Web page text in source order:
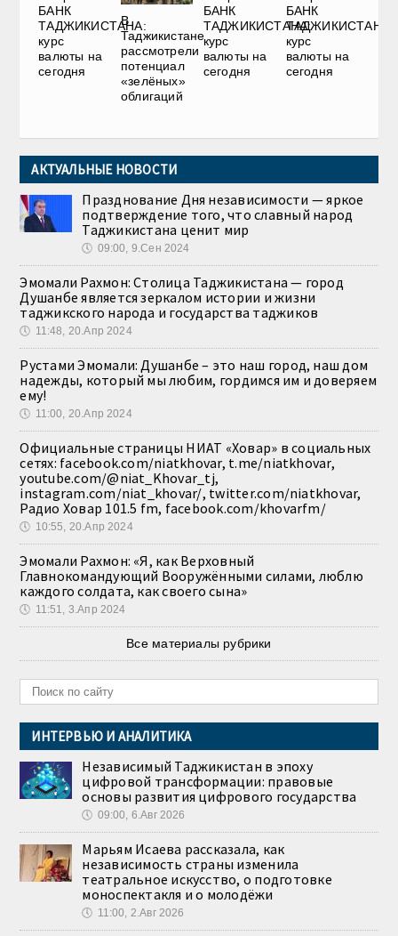
БАНК
ТАДЖИКИСТАНА:
курс
валюты на
сегодня
В
Таджикистане
рассмотрели
потенциал
«зелёных»
облигаций
БАНК
ТАДЖИКИСТАНА:
курс
валюты на
сегодня
БАНК
ТАДЖИКИСТАНА:
курс
валюты на
сегодня
АКТУАЛЬНЫЕ НОВОСТИ
Празднование Дня независимости — яркое
подтверждение того, что славный народ
Таджикистана ценит мир
🕔 09:00, 9.Сен 2024
Эмомали Рахмон: Столица Таджикистана — город
Душанбе является зеркалом истории и жизни
таджикского народа и государства таджиков
🕔 11:48, 20.Апр 2024
Рустами Эмомали: Душанбе – это наш город, наш дом
надежды, который мы любим, гордимся им и доверяем
ему!
🕔 11:00, 20.Апр 2024
Официальные страницы НИАТ «Ховар» в социальных
сетях: facebook.com/niatkhovar, t.me/niatkhovar,
youtube.com/@niat_Khovar_tj,
instagram.com/niat_khovar/, twitter.com/niatkhovar,
Радио Ховар 101.5 fm, facebook.com/khovarfm/
🕔 10:55, 20.Апр 2024
Эмомали Рахмон: «Я, как Верховный
Главнокомандующий Вооружёнными силами, люблю
каждого солдата, как своего сына»
🕔 11:51, 3.Апр 2024
Все материалы рубрики
ИНТЕРВЬЮ И АНАЛИТИКА
Независимый Таджикистан в эпоху
цифровой трансформации: правовые
основы развития цифрового государства
🕔 09:00, 6.Авг 2026
Марьям Исаева рассказала, как
независимость страны изменила
театральное искусство, о подготовке
моноспектакля и о молодёжи
🕔 11:00, 2.Авг 2026